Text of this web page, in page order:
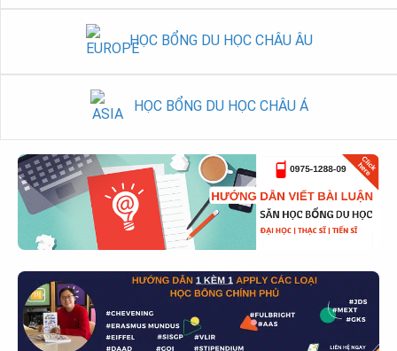
HỌC BỔNG DU HỌC CHÂU ÂU
HỌC BỔNG DU HỌC CHÂU Á